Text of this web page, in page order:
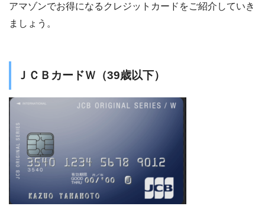
アマゾンでお得になるクレジットカードをご紹介していき
ましょう。
ＪＣＢカードＷ（39歳以下）